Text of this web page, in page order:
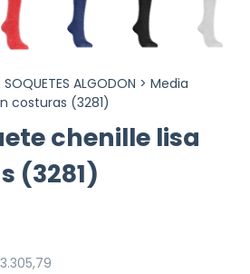
ALGODON > Media
costuras (3281)
chenille lisa
(3281)